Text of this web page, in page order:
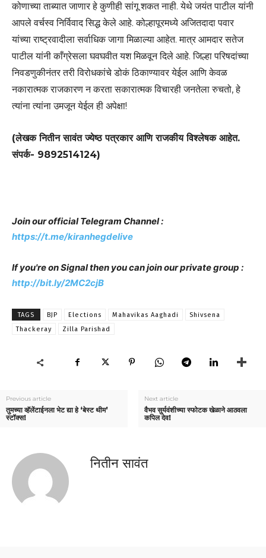
कोणाच्या ताब्यात जाणार हे कुणीही सांगू शकत नाही. येथे जयंत पाटील यांनी
आपले वर्चस्व निर्विवाद सिद्ध केले आहे. कोल्हापूरमध्ये अजितदादा पवार
यांच्या राष्ट्रवादीला सर्वाधिक जागा मिळाल्या आहेत. मात्र आमदार सतेज
पाटील यांनी काँग्रेसला घवघवीत यश मिळवून दिले आहे. जिल्हा परिषदांच्या
निवडणुकीनंतर तरी विरोधकांचे डोकं ठिकाण्यावर येईल आणि केवळ
नकारात्मक राजकारण न करता सकारात्मक विचारही जनतेला रुचतो, हे
त्यांना त्यांना उमजून येईल ही अपेक्षा!
(लेखक नितीन सावंत ज्येष्ठ पत्रकार आणि राजकीय विश्लेषक आहेत.
संपर्क- 9892514124)
Join our official Telegram Channel :
https://t.me/kiranhegdelive
If you're on Signal then you can join our private group :
http://bit.ly/2MC2cjB
TAGS BJP Elections Mahavikas Aaghadi
Shivsena
Thackeray
Zilla Parishad
Previous article
तुमच्या व्हॅलेंटाईनला भेट द्या हे ‘बेस्ट थीम’
स्टॉक्स!
Next article
वैभव सुर्यवंशीच्या स्फोटक खेळाने आठवला
कपिल देव!
नितीन सावंत